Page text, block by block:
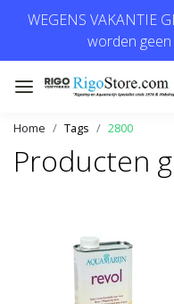
WEGENS VAKANTIE
worden
Home Tags 2800
Producten